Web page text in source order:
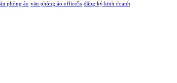
phòng ảo văn phòng ảo office5s đăng ký kinh doanh